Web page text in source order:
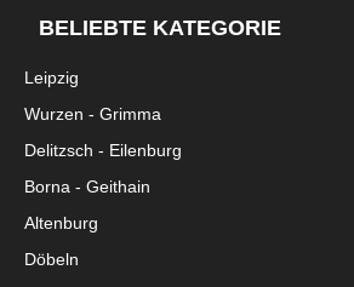
BELIEBTE KATEGORIE
Leipzig
Wurzen - Grimma
Delitzsch - Eilenburg
Borna - Geithain
Altenburg
Döbeln